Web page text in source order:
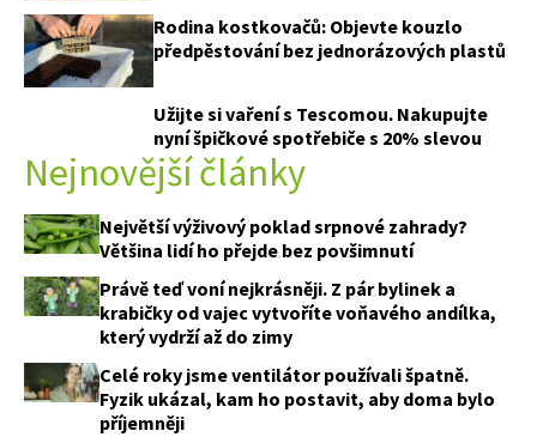
Objednat >
Rodina kostkovačů: Objevte kouzlo
předpěstování bez jednorázových plastů
Užijte si vaření s Tescomou. Nakupujte
nyní špičkové spotřebiče s 20% slevou
Nejnovější články
Největší výživový poklad srpnové zahrady?
Většina lidí ho přejde bez povšimnutí
Právě teď voní nejkrásněji. Z pár bylinek a
krabičky od vajec vytvoříte voňavého andílka,
který vydrží až do zimy
Celé roky jsme ventilátor používali špatně.
Fyzik ukázal, kam ho postavit, aby doma bylo
příjemněji